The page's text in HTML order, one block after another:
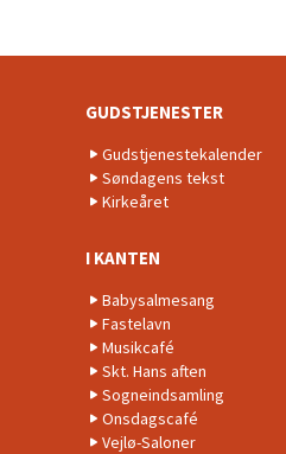
GUDSTJENESTER
Gudstjenestekalender
Søndagens tekst
Kirkeåret
I KANTEN
Babysalmesang
Fastelavn
Musikcafé
Skt. Hans aften
Sogneindsamling
Onsdagscafé
Vejlø-Saloner